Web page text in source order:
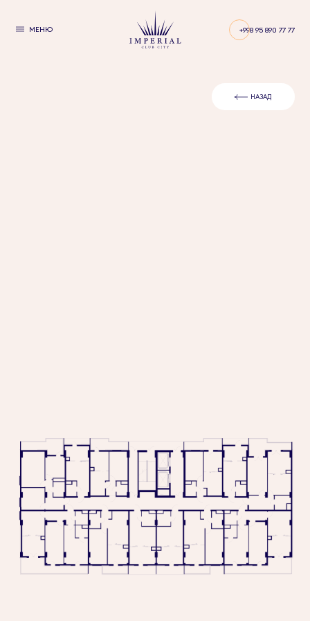
МЕНЮ +998 95 890 77 77
НАЗАД